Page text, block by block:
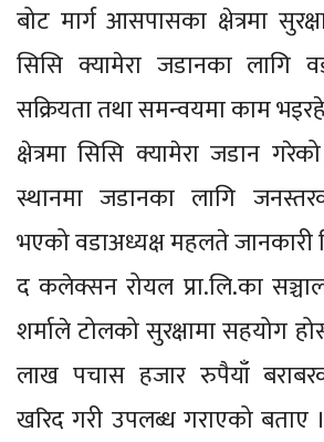
बोट मार्ग आसपासका क्षेत्रमा
सिसि क्यामेरा जडानका लागि
सक्रियता तथा समन्वयमा काम
क्षेत्रमा सिसि क्यामेरा जडान
स्थानमा जडानका लागि
भएको वडाअध्यक्ष महलते जानकारी
द कलेक्सन रोयल प्रा.लि.का
शर्माले टोलको सुरक्षामा
लाख पचास हजार रुपैयाँ
खरिद गरी उपलब्ध गराएको बताए